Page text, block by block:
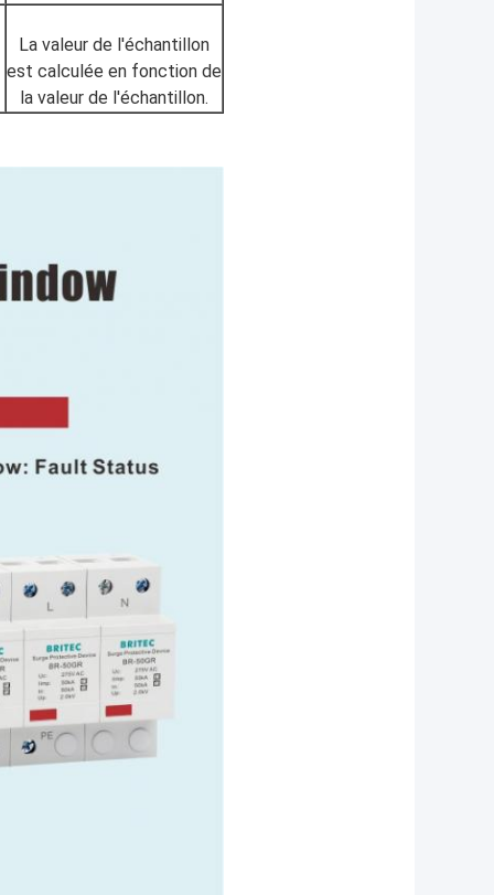
La valeur de l'échantillon
est calculée en fonction de
la valeur de l'échantillon.